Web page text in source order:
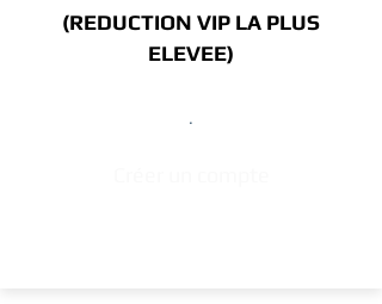
(REDUCTION VIP LA PLUS
ELEVEE)
.